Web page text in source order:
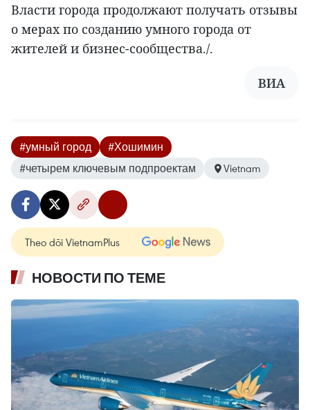
Власти города продолжают получать отзывы
о мерах по созданию умного города от
жителей и бизнес-сообщества./.
ВИА
#умный город
#Хошимин
#четырем ключевым подпроектам
Vietnam
Theo dõi VietnamPlus
НОВОСТИ ПО ТЕМЕ